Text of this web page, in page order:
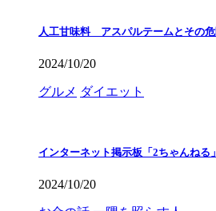
人工甘味料 アスパルテームとその
2024/10/20
グルメ ダイエット
インターネット掲示板「2ちゃんね
2024/10/20